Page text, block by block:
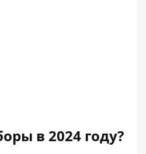
в 2024 году?